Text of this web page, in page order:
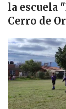
la escuela
Cerro de